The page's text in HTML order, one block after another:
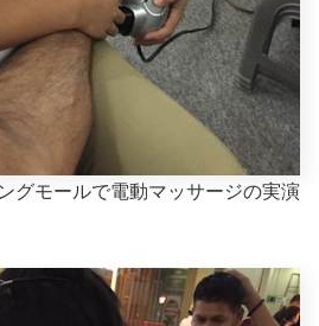
グモールで電動マッサージの実演